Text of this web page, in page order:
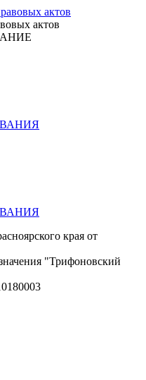
актов
края от
"Трифоновский